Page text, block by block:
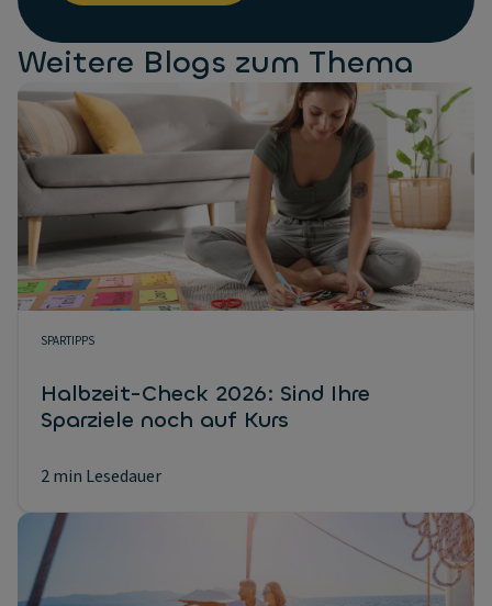
Weitere Blogs zum Thema
SPARTIPPS
Halbzeit-Check 2026: Sind Ihre
Sparziele noch auf Kurs
2 min Lesedauer